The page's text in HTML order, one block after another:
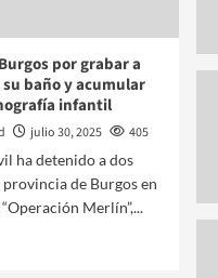
por grabar a
baño y acumular
infantil
julio 30, 2025
405
ha detenido a dos
de Burgos en
Merlín”,...